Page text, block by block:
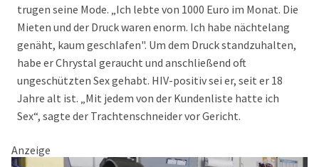
trugen seine Mode. „Ich lebte von 1000 Euro im Monat. Die
Mieten und der Druck waren enorm. Ich habe nächtelang
genäht, kaum geschlafen". Um dem Druck standzuhalten,
habe er Chrystal geraucht und anschließend oft
ungeschützten Sex gehabt. HIV-positiv sei er, seit er 18
Jahre alt ist. „Mit jedem von der Kundenliste hatte ich
Sex“, sagte der Trachtenschneider vor Gericht.
Anzeige